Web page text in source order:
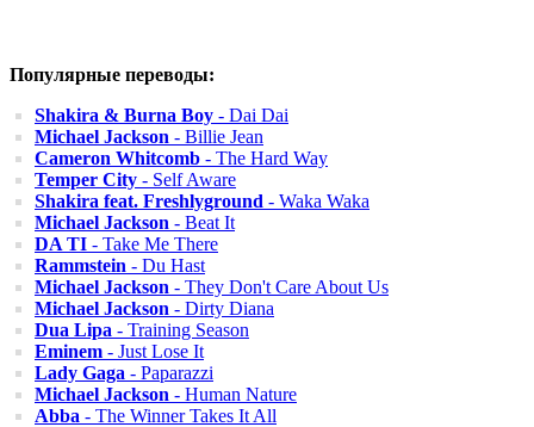
Популярные переводы:
Shakira & Burna Boy - Dai Dai
Michael Jackson - Billie Jean
Cameron Whitcomb - The Hard Way
Temper City - Self Aware
Shakira feat. Freshlyground - Waka Waka
Michael Jackson - Beat It
DA TI - Take Me There
Rammstein - Du Hast
Michael Jackson - They Don't Care About Us
Michael Jackson - Dirty Diana
Dua Lipa - Training Season
Eminem - Just Lose It
Lady Gaga - Paparazzi
Michael Jackson - Human Nature
Abba - The Winner Takes It All